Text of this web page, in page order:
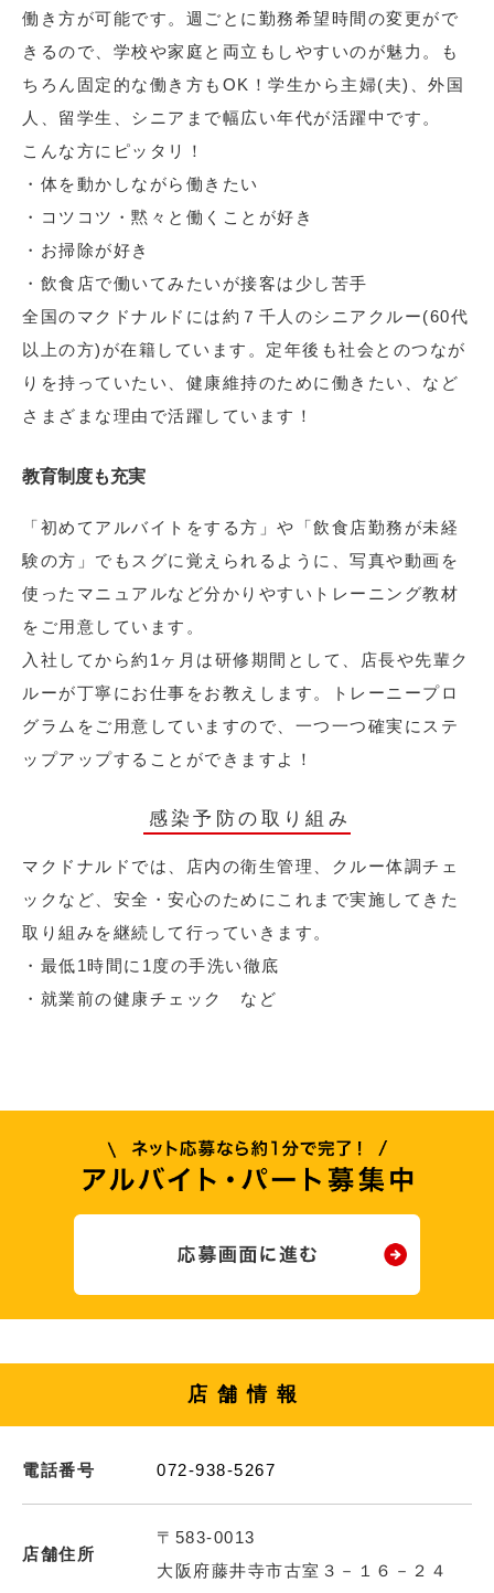
働き方が可能です。週ごとに勤務希望時間の変更がで
きるので、学校や家庭と両立もしやすいのが魅力。も
ちろん固定的な働き方もOK！学生から主婦(夫)、外国
人、留学生、シニアまで幅広い年代が活躍中です。
こんな方にピッタリ！
・体を動かしながら働きたい
・コツコツ・黙々と働くことが好き
・お掃除が好き
・飲食店で働いてみたいが接客は少し苦手
全国のマクドナルドには約７千人のシニアクルー(60代
以上の方)が在籍しています。定年後も社会とのつなが
りを持っていたい、健康維持のために働きたい、など
さまざまな理由で活躍しています！
教育制度も充実
「初めてアルバイトをする方」や「飲食店勤務が未経
験の方」でもスグに覚えられるように、写真や動画を
使ったマニュアルなど分かりやすいトレーニング教材
をご用意しています。
入社してから約1ヶ月は研修期間として、店長や先輩ク
ルーが丁寧にお仕事をお教えします。トレーニープロ
グラムをご用意していますので、一つ一つ確実にステ
ップアップすることができますよ！
感染予防の取り組み
マクドナルドでは、店内の衛生管理、クルー体調チェ
ックなど、安全・安心のためにこれまで実施してきた
取り組みを継続して行っていきます。
・最低1時間に1度の手洗い徹底
・就業前の健康チェック など
店舗情報
電話番号 072-938-5267
店舗住所
〒583-0013
大阪府藤井寺市古室３－１６－２４